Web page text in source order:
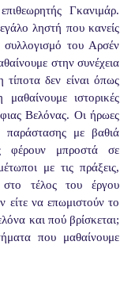
Γκανιμάρ.
ληστή που κανείς
του Αρσέν
στην συνέχεια
δεν είναι όπως
ιστορικές
Βελόνας. Οι ήρωες
παράστασης με βαθιά
φέρουν μπροστά σε
με τις πράξεις,
στο τέλος του έργου
είτε να επωμιστούν το
και πού βρίσκεται;
που μαθαίνουμε